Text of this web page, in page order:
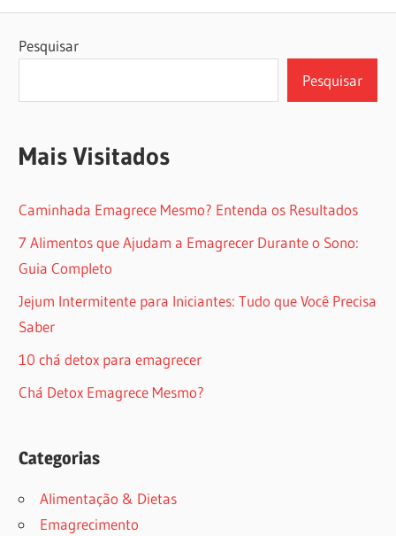
Pesquisar
Pesquisar
Mais Visitados
Caminhada Emagrece Mesmo? Entenda os Resultados
7 Alimentos que Ajudam a Emagrecer Durante o Sono:
Guia Completo
Jejum Intermitente para Iniciantes: Tudo que Você Precisa
Saber
10 chá detox para emagrecer
Chá Detox Emagrece Mesmo?
Categorias
Alimentação & Dietas
Emagrecimento